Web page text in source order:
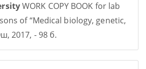
WORK COPY BOOK for lab
of “Medical biology, genetic,
2017, - 98 б.